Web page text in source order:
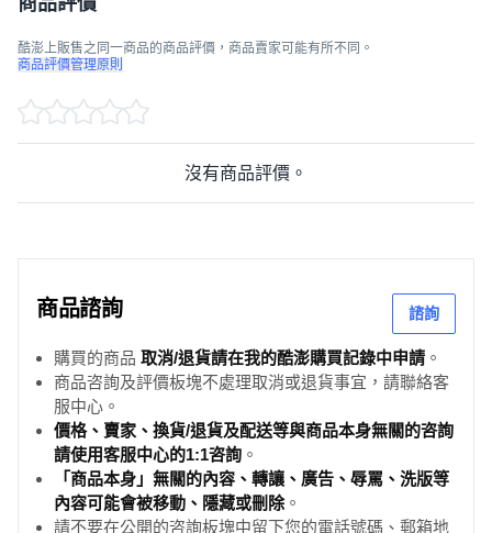
酷澎上販售之同一商品的商品評價，商品賣家可能有所不同。
商品評價管理原則
沒有商品評價。
商品諮詢 諮詢
購買的商品 取消/退貨請在我的酷澎購買記錄中申請 。
商品咨詢及評價板塊不處理取消或退貨事宜，請聯絡客
服中心。
價格、賣家、換貨/退貨及配送等與商品本身無關的咨詢
請使用客服中心的1:1咨詢 。
「商品本身」無關的內容、轉讓、廣告、辱罵、洗版等
內容可能會被移動、隱藏或刪除。
請不要在公開的咨詢板塊中留下您的電話號碼、郵箱地